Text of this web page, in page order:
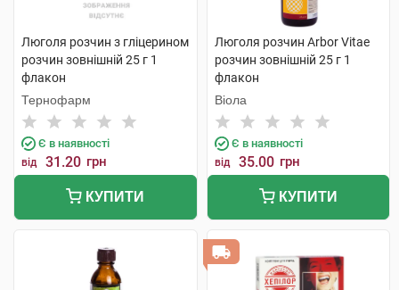
Люголя розчин з гліцерином
розчин зовнішній 25 г 1
флакон
Тернофарм
Є в наявності
від 31.20 грн
КУПИТИ
Люголя розчин Arbor Vitae
розчин зовнішній 25 г 1
флакон
Віола
Є в наявності
від 35.00 грн
КУПИТИ